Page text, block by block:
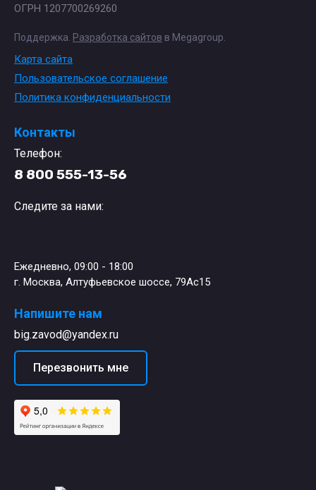
ОГРН 1207700269260
Поддержка. Разработка сайтов в Megagroup.
Карта сайта
Пользовательское соглашение
Политика конфиденциальности
Контакты
Телефон:
8 800 555-13-56
Следите за нами:
Ежедневно, 09:00 - 18:00
г. Москва, Алтуфьевское шоссе, 79Ас15
Напишите нам
big.zavod@yandex.ru
Перезвонить мне